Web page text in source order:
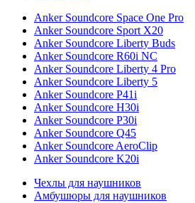
Anker Soundcore Space One Pro
Anker Soundcore Sport X20
Anker Soundcore Liberty Buds
Anker Soundcore R60i NC
Anker Soundcore Liberty 4 Pro
Anker Soundcore Liberty 5
Anker Soundcore P41i
Anker Soundcore H30i
Anker Soundcore P30i
Anker Soundcore Q45
Anker Soundcore AeroClip
Anker Soundcore K20i
Чехлы для наушников
Амбушюры для наушников